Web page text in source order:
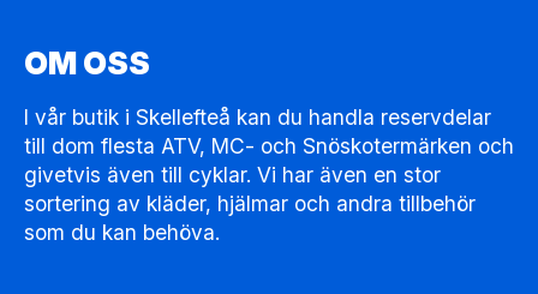
OM OSS
I vår butik i Skellefteå kan du handla reservdelar
till dom flesta ATV, MC- och Snöskotermärken och
givetvis även till cyklar. Vi har även en stor
sortering av kläder, hjälmar och andra tillbehör
som du kan behöva.